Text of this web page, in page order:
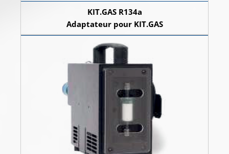
KIT.GAS R134a
Adaptateur pour KIT.GAS